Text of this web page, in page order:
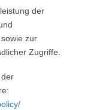
der
zur
Zugriffe.